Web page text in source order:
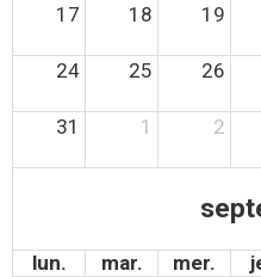
17 18 19
24 25 26
31 1 2
lun. mar. mer.